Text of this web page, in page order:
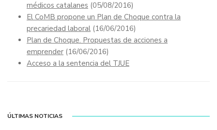
médicos catalanes (05/08/2016)
El CoMB propone un Plan de Choque contra la
precariedad laboral (16/06/2016)
Plan de Choque. Propuestas de acciones a
emprender (16/06/2016)
Acceso a la sentencia del TJUE
ÚLTIMAS NOTICIAS